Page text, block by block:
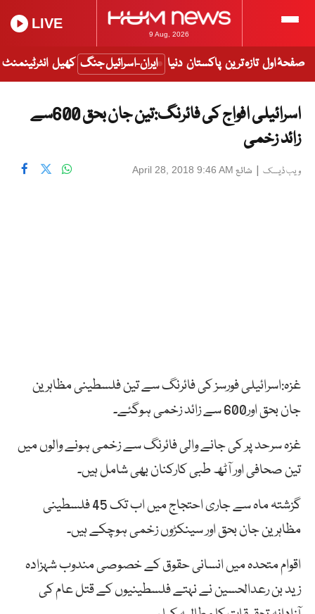
9 Aug, 2026
LIVE
صفحۂ اول تازہ ترین پاکستان دنیا ایران-اسرائیل جنگ کھیل انٹرٹینمنٹ
اسرائیلی افواج کی فائرنگ:تین جان بحق 600سے
زائد زخمی
ویب ڈیسک | شائع April 28, 2018 9:46 AM
غزہ:اسرائیلی فورسز کی فائرنگ سے تین فلسطینی مظاہرین
جان بحق اور600 سے زائد زخمی ہوگئے۔
غزہ سرحد پر کی جانے والی فائرنگ سے زخمی ہونے والوں میں
تین صحافی اور آٹھ طبی کارکنان بھی شامل ہیں۔
گزشتہ ماہ سے جاری احتجاج میں اب تک 45 فلسطینی
مظاہرین جان بحق اور سینکڑوں زخمی ہوچکے ہیں۔
اقوام متحدہ میں انسانی حقوق کے خصوصی مندوب شہزادہ
زید بن رعدالحسین نے نہتے فلسطینیوں کے قتل عام کی